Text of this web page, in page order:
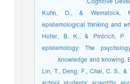
Kuhn, D., & Weinstock,
epistemological thinking and
Hofer, B. K., & Pintrich, P.
epistemology: The
knowledge and knowing,
Lin, T., Deng, F., Chai, C. S.,